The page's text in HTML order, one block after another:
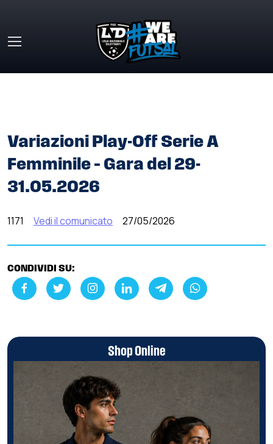
Variazioni Play-Off Serie A
Femminile – Gara del 29-
31.05.2026
1171 Vedi il comunicato 27/05/2026
CONDIVIDI SU:
Shop Online